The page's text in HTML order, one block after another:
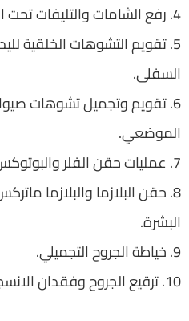
4. رفع الشامات والتليفات تحت التخدير الموضعي.
5. تقويم التشوهات الخلقية
السفلى.
6. تقويم وتجميل تشوهات
الموضعي.
7. عمليات حقن الفلر والبوتوكس والميزوثيرابي.
8. حقن البلازما والبلازما
البشرة.
9. خياطة الجروح التجميلي.
10. ترقيع الجروح وفقدان الانسجة.